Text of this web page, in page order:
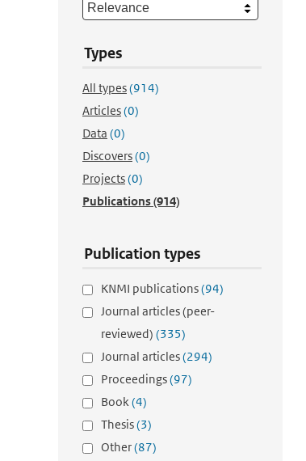
Types
All types(914)
Articles(0)
Data (0)
Discovers(0)
Projects(0)
Publications(914)
Publication types
KNMI publications(94)
Journal articles (peer-
reviewed) (335)
Journal articles(294)
Proceedings(97)
Book(4)
Thesis(3)
Other(87)